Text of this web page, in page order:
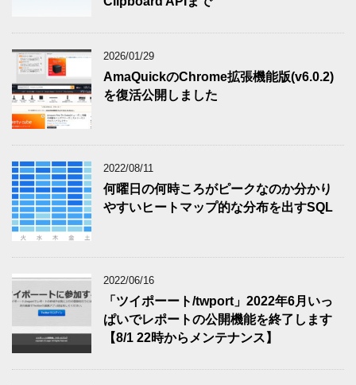
2026/01/29
AmaQuickのChrome拡張機能版(v6.0.2)
を復活公開しました
2022/08/11
何曜日の何時ころがピークなのか分かり
やすいヒートマップ的な分布を出すSQL
2022/06/16
「ツイポーート/twport」2022年6月いっ
ぱいでレポートの公開機能を終了します
【8/1 22時からメンテナンス】